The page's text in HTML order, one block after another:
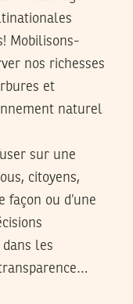
Mobilisons-
nos richesses
et
naturel
sur une
citoyens,
façon ou d’une
les